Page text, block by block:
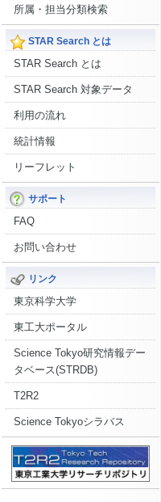
所属・担当分類検索
STAR Search とは
STAR Search とは
STAR Search 対象データ
利用の流れ
統計情報
リーフレット
サポート
FAQ
お問い合わせ
リンク
東京科学大学
東工大ポータル
Science Tokyo研究情報デー
タベース(STRDB)
T2R2
Science Tokyoシラバス